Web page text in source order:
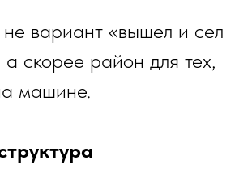
вариант «вышел и сел
а скорее район для тех,
машине.